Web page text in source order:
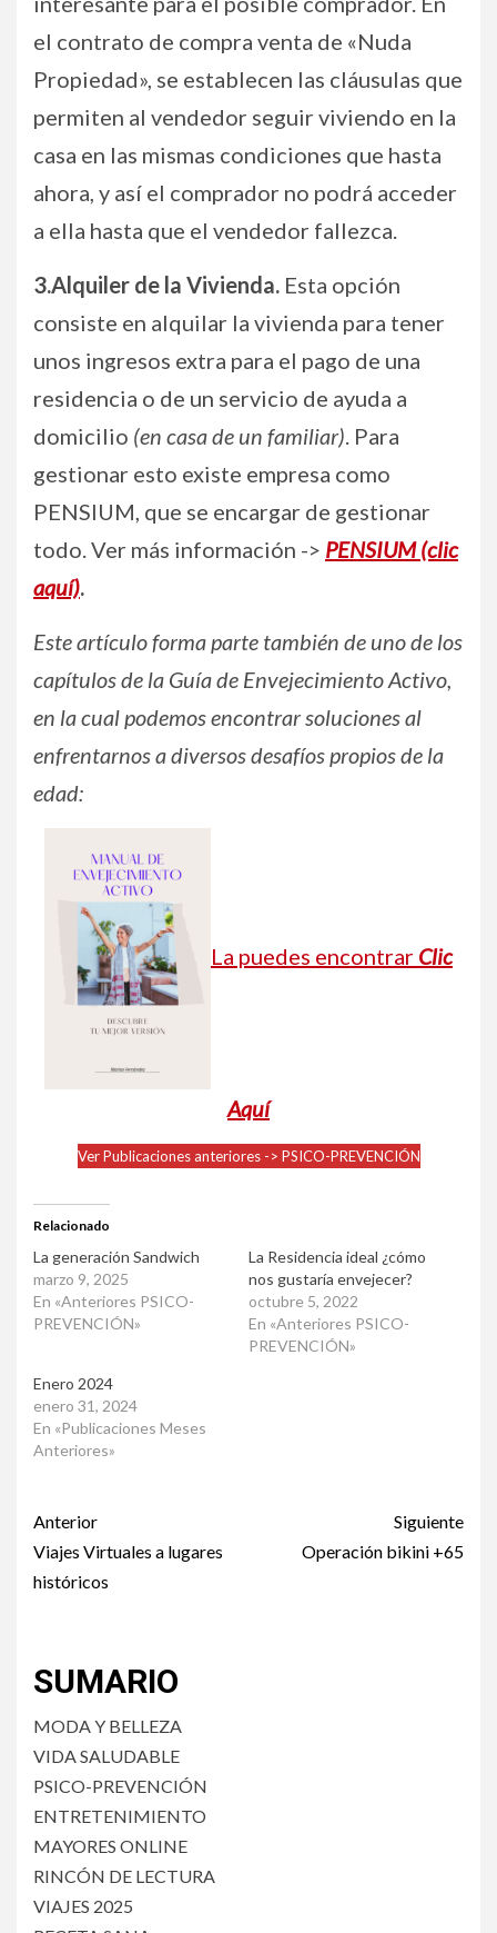
el contrato de compra venta de «Nuda
Propiedad», se establecen las cláusulas que
permiten al vendedor seguir viviendo en la
casa en las mismas condiciones que hasta
ahora, y así el comprador no podrá acceder
a ella hasta que el vendedor fallezca.
3.Alquiler de la Vivienda. Esta opción
consiste en alquilar la vivienda para tener
unos ingresos extra para el pago de una
residencia o de un servicio de ayuda a
domicilio (en casa de un familiar). Para
gestionar esto existe empresa como
PENSIUM, que se encargar de gestionar
todo. Ver más información -> PENSIUM (clic
aquí).
Este artículo forma parte también de uno de los
capítulos de la Guía de Envejecimiento Activo,
en la cual podemos encontrar soluciones al
enfrentarnos a diversos desafíos propios de la
edad:
La puedes encontrar Clic
Aquí
Ver Publicaciones anteriores -> PSICO-PREVENCIÓN
Relacionado
La generación Sandwich
marzo 9, 2025
En «Anteriores PSICO-
PREVENCIÓN»
La Residencia ideal ¿cómo
nos gustaría envejecer?
octubre 5, 2022
En «Anteriores PSICO-
PREVENCIÓN»
Enero 2024
enero 31, 2024
En «Publicaciones Meses
Anteriores»
Post
navigation
Anterior
Viajes Virtuales a lugares
históricos
Siguiente
Operación bikini +65
SUMARIO
MODA Y BELLEZA
VIDA SALUDABLE
PSICO-PREVENCIÓN
ENTRETENIMIENTO
MAYORES ONLINE
RINCÓN DE LECTURA
VIAJES 2025